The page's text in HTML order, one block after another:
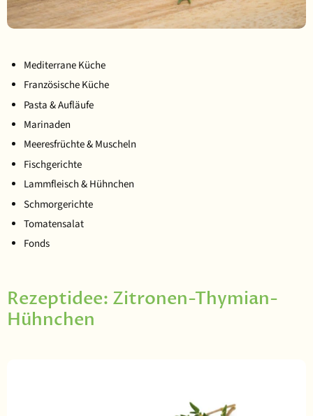
Mediterrane Küche
Französische Küche
Pasta & Aufläufe
Marinaden
Meeresfrüchte & Muscheln
Fischgerichte
Lammfleisch & Hühnchen
Schmorgerichte
Tomatensalat
Fonds
Rezeptidee: Zitronen-Thymian-
Hühnchen